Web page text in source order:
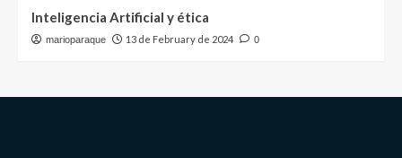
Inteligencia Artificial y ética
marioparaque 13 de February de 2024 0